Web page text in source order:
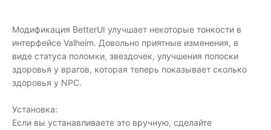
Модификация BetterUI улучшает некоторые тонкости в
интерфейсе Valheim. Довольно приятные изменения, в
виде статуса поломки, звездочек, улучшения полоски
здоровья у врагов, которая теперь показывает сколько
здоровья у NPC.
Установка:
Если вы устанавливаете это вручную, сделайте